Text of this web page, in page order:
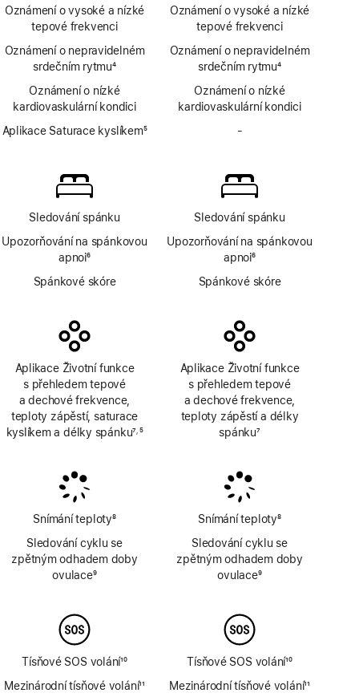
Oznámení o vysoké a nízké
tepové frekvenci
Oznámení o nepravidelném
srdečním rytmu
Poznámka
4
Oznámení o nízké
kardiovaskulární kondici
Aplikace Saturace kyslíkem5
Sledování spánku
Upozorňování na spánkovou
apnoi
Poznámka
6
Spánkové skóre
Aplikace Životní funkce
s přehledem tepové
a dechové frekvence,
teploty zápěstí, saturace
kyslíkem a délky spánku7 5
Snímání teploty
Poznámka
8
Sledování cyklu se
zpětným odhadem doby
ovulace9
Tísňové SOS volání
Poznámka
10
Mezinárodní tísňové volání11
EKG
Oznámení o vysoké a nízké
tepové frekvenci
Oznámení o nepravidelném
srdečním rytmu
Poznámka
4
Oznámení o nízké
kardiovaskulární kondici
-
kyslíkem
Sledování spánku
Upozorňování na spánkovou
apnoi
Poznámka
6
Spánkové skóre
Aplikace Životní funkce
s přehledem tepové
a dechové frekvence,
teploty zápěstí a délky
spánku7
Snímání teploty
Poznámka
8
Sledování cyklu se
zpětným odhadem doby
ovulace9
Tísňové SOS volání
Poznámka
10
Mezinárodní tísňové volání11